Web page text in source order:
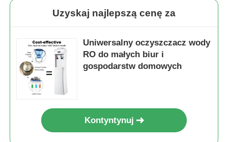
Uzyskaj najlepszą cenę za
Uniwersalny oczyszczacz wody
RO do małych biur i
gospodarstw domowych
Kontyntynuj